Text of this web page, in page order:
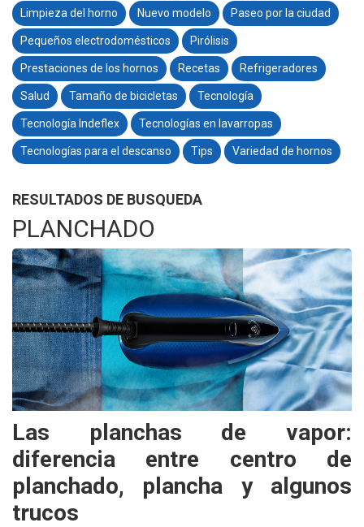
Limpieza del horno Nuevo modelo Paseo por la ciudad
Pequeños electrodomésticos Pirólisis
Prestaciones de los hornos Recetas Refrigeradores
Salud Tamaño de bicicletas Tecnología
Tecnología Indeflex Tecnologías en lavarropas
Tecnologías para el descanso Tips Variedad de hornos
RESULTADOS DE BUSQUEDA
PLANCHADO
Las planchas de vapor:
diferencia entre centro de
planchado, plancha y algunos
trucos